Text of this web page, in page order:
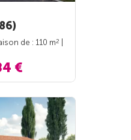
de : 110 m2
€